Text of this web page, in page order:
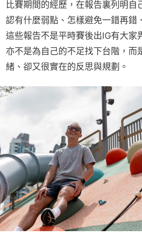
比賽期間的經歷，在報告裏列明自
認有什麼弱點、怎樣避免一錯再錯
這些報告不是平時賽後出IG有大家
亦不是為自己的不足找下台階，而
緒、卻又很實在的反思與規劃。